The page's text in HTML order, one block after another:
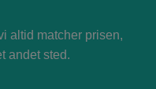
altid matcher prisen,
andet sted.